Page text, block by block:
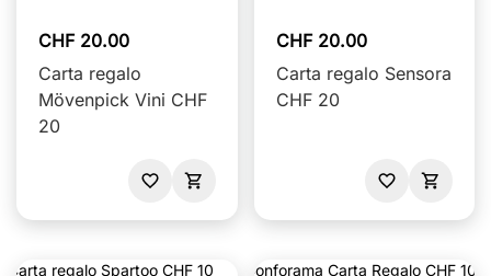
CHF 20.00
Carta regalo
Mövenpick Vini CHF
20
CHF 20.00
Carta regalo Sensora
CHF 20